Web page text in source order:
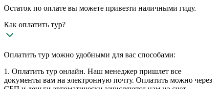
Остаток по оплате вы можете привезти наличными гиду.
Как оплатить тур?
Оплатить тур можно удобными для вас способами:
1. Оплатить тур онлайн. Наш менеджер пришлет все
документы вам на электронную почту. Оплатить можно через